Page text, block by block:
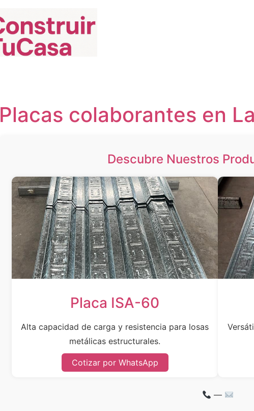
Placas colaborantes en
Descubre Nuestros
Placa ISA-60
Alta capacidad de carga y resistencia para losas
metálicas estructurales.
Cotizar por WhatsApp
—